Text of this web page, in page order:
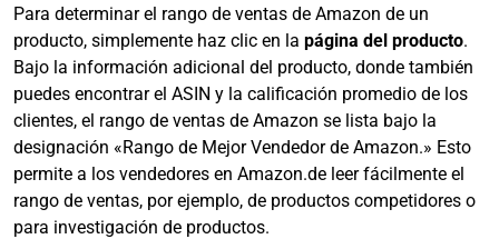
Para determinar el rango de ventas de Amazon de un
producto, simplemente haz clic en la página del producto.
Bajo la información adicional del producto, donde también
puedes encontrar el ASIN y la calificación promedio de los
clientes, el rango de ventas de Amazon se lista bajo la
designación «Rango de Mejor Vendedor de Amazon.» Esto
permite a los vendedores en Amazon.de leer fácilmente el
rango de ventas, por ejemplo, de productos competidores o
para investigación de productos.